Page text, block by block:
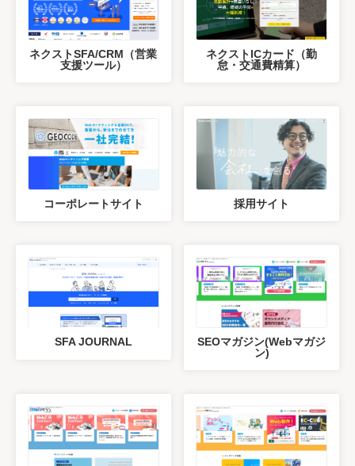
ネクストSFA/CRM（営業
支援ツール）
ネクストICカード（勤
怠・交通費精算）
コーポレートサイト 採用サイト
SFA JOURNAL
SEOマガジン(Webマガジ
ン)